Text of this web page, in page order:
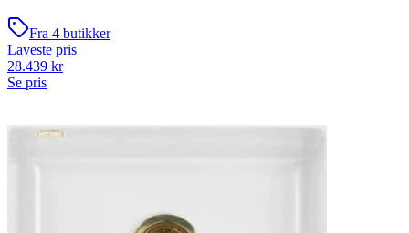
Fra 4 butikker
Laveste pris
28.439 kr
Se pris